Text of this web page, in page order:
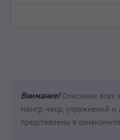
Внимание!Описания всех
мантр, чакр, упражнений
представлены в